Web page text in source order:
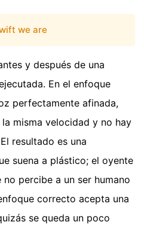
we are
y después de una
En el enfoque
perfectamente afinada,
misma velocidad y no hay
resultado es una
suena a plástico; el oyente
percibe a un ser humano
correcto acepta una
se queda un poco